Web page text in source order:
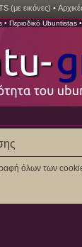
(με εικόνες) •
• Περιοδικό Ubuntistas •
όλων των